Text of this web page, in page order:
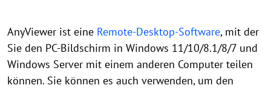
AnyViewer ist eine Remote-Desktop-Software, mit der
Sie den PC-Bildschirm in Windows 11/10/8.1/8/7 und
Windows Server mit einem anderen Computer teilen
können. Sie können es auch verwenden, um den